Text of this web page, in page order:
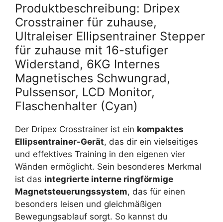
Produktbeschreibung: Dripex
Crosstrainer für zuhause,
Ultraleiser Ellipsentrainer Stepper
für zuhause mit 16-stufiger
Widerstand, 6KG Internes
Magnetisches Schwungrad,
Pulssensor, LCD Monitor,
Flaschenhalter (Cyan)
Der Dripex Crosstrainer ist ein kompaktes
Ellipsentrainer-Gerät, das dir ein vielseitiges
und effektives Training in den eigenen vier
Wänden ermöglicht. Sein besonderes Merkmal
ist das integrierte interne ringförmige
Magnetsteuerungssystem, das für einen
besonders leisen und gleichmäßigen
Bewegungsablauf sorgt. So kannst du